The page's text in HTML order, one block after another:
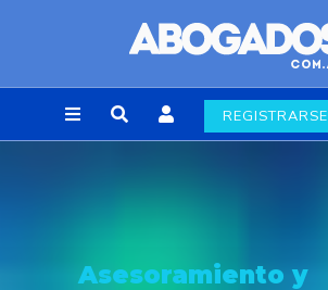
REGISTRARSE
Asesoramiento y